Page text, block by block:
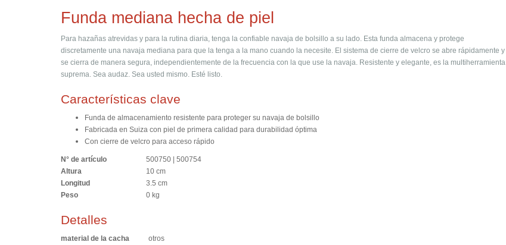
Funda mediana hecha de piel
Para hazañas atrevidas y para la rutina diaria, tenga la confiable navaja de bolsillo a su lado. Esta funda almacena y protege
discretamente una navaja mediana para que la tenga a la mano cuando la necesite. El sistema de cierre de velcro se abre rápidamente y
se cierra de manera segura, independientemente de la frecuencia con la que use la navaja. Resistente y elegante, es la multiherramienta
suprema. Sea audaz. Sea usted mismo. Esté listo.
Características clave
Funda de almacenamiento resistente para proteger su navaja de bolsillo
Fabricada en Suiza con piel de primera calidad para durabilidad óptima
Con cierre de velcro para acceso rápido
N° de artículo 500750 | 500754
Altura
10 cm
Longitud
3.5 cm
Peso
0 kg
Detalles
material de la cacha
otros